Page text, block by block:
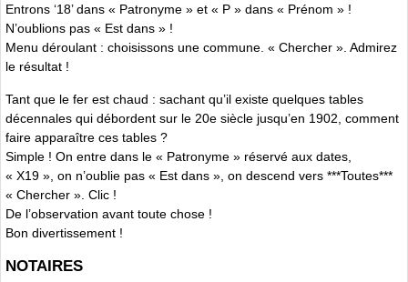
Entrons ‘18’ dans « Patronyme » et « P » dans « Prénom » !
N’oublions pas « Est dans » !
Menu déroulant : choisissons une commune. « Chercher ». Admirez
le résultat !
Tant que le fer est chaud : sachant qu’il existe quelques tables
décennales qui débordent sur le 20e siècle jusqu’en 1902, comment
faire apparaître ces tables ?
Simple ! On entre dans le « Patronyme » réservé aux dates,
« X19 », on n’oublie pas « Est dans », on descend vers ***Toutes***
« Chercher ». Clic !
De l’observation avant toute chose !
Bon divertissement !
NOTAIRES